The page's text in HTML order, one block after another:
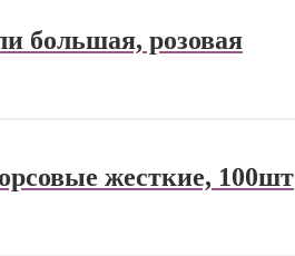
большая, розовая
жесткие, 100шт